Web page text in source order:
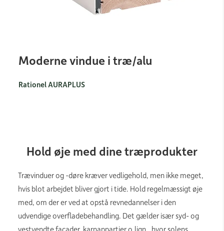
Moderne vindue i træ/alu
Rationel AURAPLUS
Hold øje med dine træprodukter
Trævinduer og -døre kræver vedligehold, men ikke meget,
hvis blot arbejdet bliver gjort i tide. Hold regelmæssigt øje
med, om der er ved at opstå revnedannelser i den
udvendige overfladebehandling. Det gælder især syd- og
vestvendte facader, karnappartier o.lign., hvor solens